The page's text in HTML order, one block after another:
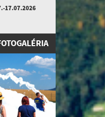
17.07.2026